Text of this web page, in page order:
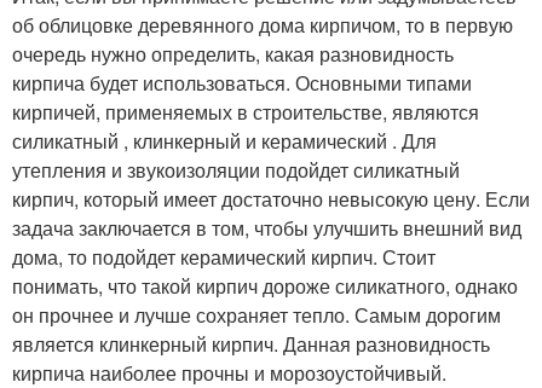
об облицовке деревянного дома кирпичом, то в первую
очередь нужно определить, какая разновидность
кирпича будет использоваться. Основными типами
кирпичей, применяемых в строительстве, являются
силикатный , клинкерный и керамический . Для
утепления и звукоизоляции подойдет силикатный
кирпич, который имеет достаточно невысокую цену. Если
задача заключается в том, чтобы улучшить внешний вид
дома, то подойдет керамический кирпич. Стоит
понимать, что такой кирпич дороже силикатного, однако
он прочнее и лучше сохраняет тепло. Самым дорогим
является клинкерный кирпич. Данная разновидность
кирпича наиболее прочны и морозоустойчивый.